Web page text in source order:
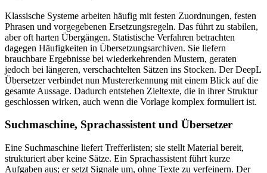
Klassische Systeme arbeiten häufig mit festen Zuordnungen, festen
Phrasen und vorgegebenen Ersetzungsregeln. Das führt zu stabilen,
aber oft harten Übergängen. Statistische Verfahren betrachten
dagegen Häufigkeiten in Übersetzungsarchiven. Sie liefern
brauchbare Ergebnisse bei wiederkehrenden Mustern, geraten
jedoch bei längeren, verschachtelten Sätzen ins Stocken. Der DeepL
Übersetzer verbindet nun Mustererkennung mit einem Blick auf die
gesamte Aussage. Dadurch entstehen Zieltexte, die in ihrer Struktur
geschlossen wirken, auch wenn die Vorlage komplex formuliert ist.
Suchmaschine, Sprachassistent und Übersetzer
Eine Suchmaschine liefert Trefferlisten; sie stellt Material bereit,
strukturiert aber keine Sätze. Ein Sprachassistent führt kurze
Aufgaben aus; er setzt Signale um, ohne Texte zu verfeinern. Der